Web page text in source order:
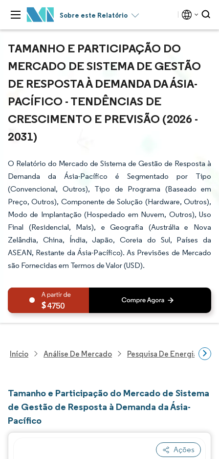
Sobre este Relatório
TAMANHO E PARTICIPAÇÃO DO
MERCADO DE SISTEMA DE GESTÃO
DE RESPOSTA À DEMANDA DA ÁSIA-
PACÍFICO - TENDÊNCIAS DE
CRESCIMENTO E PREVISÃO (2026 -
2031)
O Relatório do Mercado de Sistema de Gestão de Resposta à
Demanda da Ásia-Pacífico é Segmentado por Tipo
(Convencional, Outros), Tipo de Programa (Baseado em
Preço, Outros), Componente de Solução (Hardware, Outros),
Modo de Implantação (Hospedado em Nuvem, Outros), Uso
Final (Residencial, Mais), e Geografia (Austrália e Nova
Zelândia, China, Índia, Japão, Coreia do Sul, Países da
ASEAN, Restante da Ásia-Pacífico). As Previsões de Mercado
são Fornecidas em Termos de Valor (USD).
4750
Início Análise De Mercado Pesquisa De Energia E
Tamanho e Participação do Mercado de Sistema
de Gestão de Resposta à Demanda da Ásia-
Pacífico
Ações